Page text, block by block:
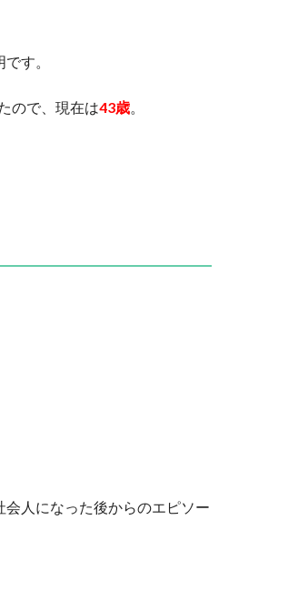
す。
ので、現在は43歳。
人になった後からのエピソー